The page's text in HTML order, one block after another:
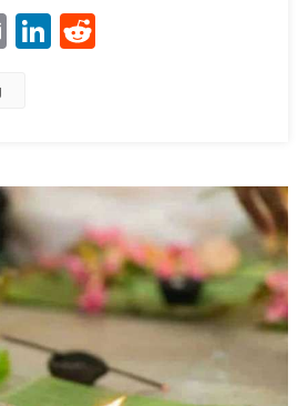
EmailLinkedIn
Reddit